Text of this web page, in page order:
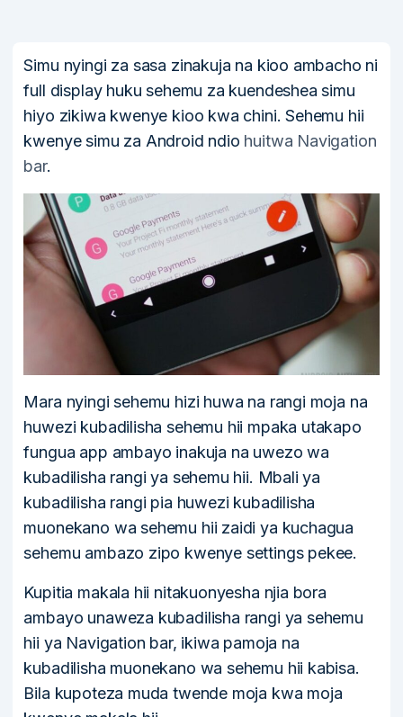
Simu nyingi za sasa zinakuja na kioo ambacho ni
full display huku sehemu za kuendeshea simu
hiyo zikiwa kwenye kioo kwa chini. Sehemu hii
kwenye simu za Android ndio huitwa Navigation
bar.
Mara nyingi sehemu hizi huwa na rangi moja na
huwezi kubadilisha sehemu hii mpaka utakapo
fungua app ambayo inakuja na uwezo wa
kubadilisha rangi ya sehemu hii. Mbali ya
kubadilisha rangi pia huwezi kubadilisha
muonekano wa sehemu hii zaidi ya kuchagua
sehemu ambazo zipo kwenye settings pekee.
Kupitia makala hii nitakuonyesha njia bora
ambayo unaweza kubadilisha rangi ya sehemu
hii ya Navigation bar, ikiwa pamoja na
kubadilisha muonekano wa sehemu hii kabisa.
Bila kupoteza muda twende moja kwa moja